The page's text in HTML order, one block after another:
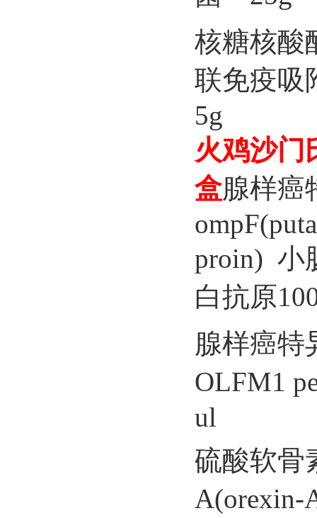
核糖核酸
联免疫
5g
火鸡沙门
盒腺样癌
proin) 小
白抗原
腺样癌特
OLFM1
ul
硫酸软骨